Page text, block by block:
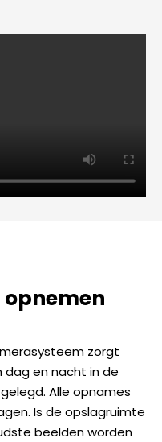
zorgt
en nacht in de
Alle opnames
Is de opslagruimte
beelden worden